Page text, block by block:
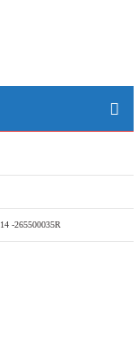
-265500035R